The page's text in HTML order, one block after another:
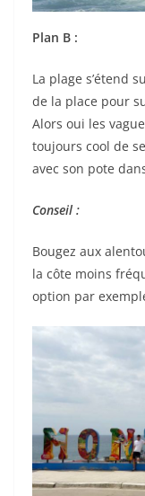
Plan B :
La plage s’étend
de la place pour
Alors oui les
toujours cool de
avec son pote
Conseil :
Bougez aux
la côte moins
option par